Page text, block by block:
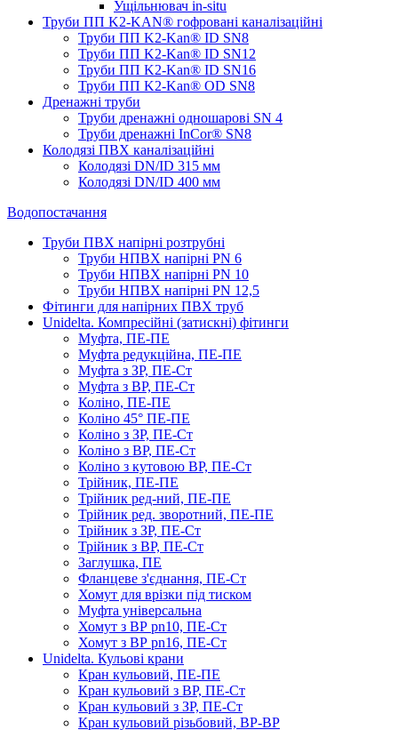
Ущільнювач in-situ
Труби ПП K2-KAN® гоф­ровані каналізаційні
Труби ПП K2-Kan® ID SN8
Труби ПП K2-Kan® ID SN12
Труби ПП K2-Kan® ID SN16
Труби ПП K2-Kan® OD SN8
Дренажні труби
Труби дренажні одношарові SN 4
Труби дренажні InCor® SN8
Колодязі ПВХ каналізаційні
Колодязі DN/ID 315 мм
Колодязі DN/ID 400 мм
Водопостачання
Труби ПВХ напірні розтрубні
Труби НПВХ напірні PN 6
Труби НПВХ напірні PN 10
Труби НПВХ напірні PN 12,5
Фітинги для напірних ПВХ труб
Unidelta. Компресійні (затискні) фітинги
Муфта, ПЕ-ПЕ
Муфта редукційна, ПЕ-ПЕ
Муфта з ЗР, ПЕ-Ст
Муфта з ВР, ПЕ-Ст
Коліно, ПЕ-ПЕ
Коліно 45° ПЕ-ПЕ
Коліно з ЗР, ПЕ-Ст
Коліно з ВР, ПЕ-Ст
Коліно з кутовою ВР, ПЕ-Ст
Трійник, ПЕ-ПЕ
Трійник ред-ний, ПЕ-ПЕ
Трійник ред. зворотний, ПЕ-ПЕ
Трійник з ЗР, ПЕ-Ст
Трійник з ВР, ПЕ-Ст
Заглушка, ПЕ
Фланцеве з'єднання, ПЕ-Ст
Хомут для врізки під тиском
Муфта універсальна
Хомут з ​​ВР pn10, ПЕ-Ст
Хомут з ВР pn16, ПЕ-Ст
Unidelta. Кульові крани
Кран кульовий, ПЕ-ПЕ
Кран кульовий з ВР, ПЕ-Ст
Кран кульовий з ЗР, ПЕ-Ст
Кран кульовий різьбовий, ВР-ВР